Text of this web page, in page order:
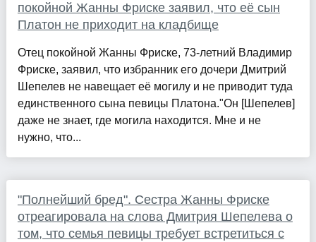
покойной Жанны Фриске заявил, что её сын
Платон не приходит на кладбище
Отец покойной Жанны Фриске, 73-летний Владимир
Фриске, заявил, что избранник его дочери Дмитрий
Шепелев не навещает её могилу и не приводит туда
единственного сына певицы Платона."Он [Шепелев]
даже не знает, где могила находится. Мне и не
нужно, что...
"Полнейший бред". Сестра Жанны Фриске
отреагировала на слова Дмитрия Шепелева о
том, что семья певицы требует встретиться с